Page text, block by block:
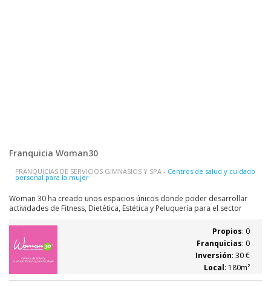
Franquicia Woman30
FRANQUICIAS DE SERVICIOS GIMNASIOS Y SPA - Centros de salud y cuidado
personal para la mujer
Woman 30 ha creado unos espacios únicos donde poder desarrollar
actividades de Fitness, Dietética, Estética y Peluquería para el sector
modelo de negocio innovador que lo convierte en una verdadera
oportunidad de negocio....
Propios: 0
Franquicias: 0
Inversión: 30 €
Local: 180m²